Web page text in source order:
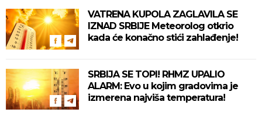
VATRENA KUPOLA ZAGLAVILA SE
IZNAD SRBIJE Meteorolog otkrio
kada će konačno stići zahlađenje!
SRBIJA SE TOPI! RHMZ UPALIO
ALARM: Evo u kojim gradovima je
izmerena najviša temperatura!